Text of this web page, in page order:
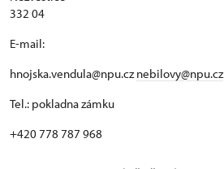
332 04
E-mail:
hnojska.vendula@npu.cznebilovy@npu.cz
Tel.: pokladna zámku
+420 778 787 968